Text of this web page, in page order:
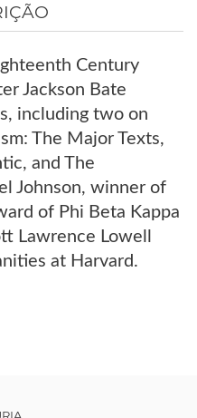
Century
Jackson Bate
including two on
The Major Texts,
and The
Johnson, winner of
of Phi Beta Kappa
Lawrence Lowell
at Harvard.